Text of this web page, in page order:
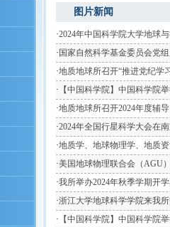
图片新闻
·2024年中国科学院大学地球
· 国家自然科学基金委员会党
·地质地球所召开“推进党纪学
· 【中国科学院】中国科学院
·地质地球所召开2024年度辅
·2024年全国行星科学大会在
·地质学、地球物理学、地质
·美国地球物理联合会（AGU
·我所举办2024年秋季学期开
·浙江大学地球科学学院来我
· 【中国科学院】中国科学院